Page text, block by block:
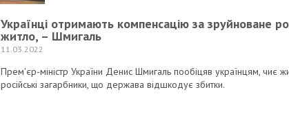
Українці отримають компенсацію за зруйноване
житло, – Шмигаль
11.03.2022
Прем'єр-міністр України Денис Шмигаль пообіцяв українцям, чиє
російські загарбники, що держава відшкодує збитки.